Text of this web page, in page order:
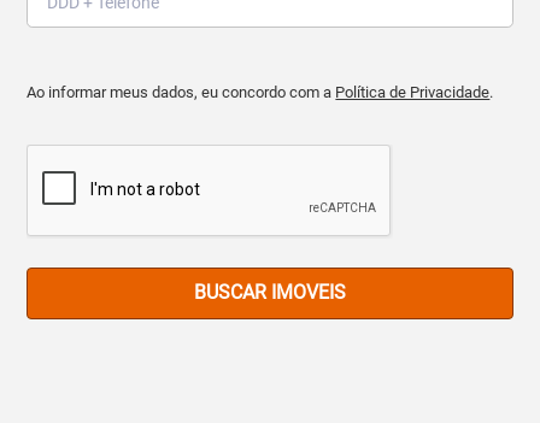
Ao informar meus dados, eu concordo com a Política de Privacidade.
BUSCAR IMOVEIS